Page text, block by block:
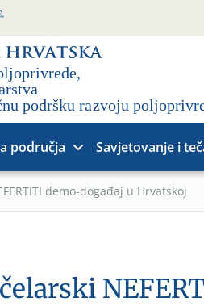
područja Savjetovanje i
demo-događaj u Hrvatskoj